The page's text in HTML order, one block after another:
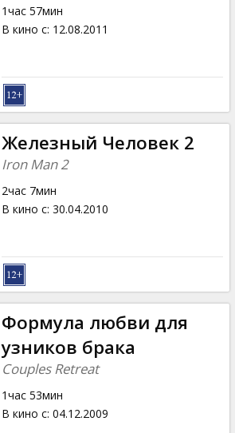
1час 57мин
В кино с: 12.08.2011
Железный Человек 2
Iron Man 2
2час 7мин
В кино с: 30.04.2010
Формула любви для
узников брака
Couples Retreat
1час 53мин
В кино с: 04.12.2009